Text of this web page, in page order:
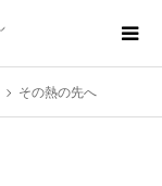
その熱の先へ